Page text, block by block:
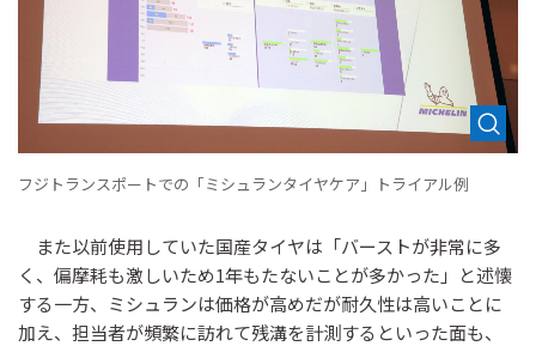
フジトランスポートでの「ミシュランタイヤケア」トライアル例
また以前使用していた国産タイヤは「バーストが非常に多
く、偏摩耗も激しいため1年もたないことが多かった」と述懐
する一方、ミシュランは価格が高めだが耐久性は高いことに
加え、担当者が頻繁に訪れて残溝を計測するといった面も、